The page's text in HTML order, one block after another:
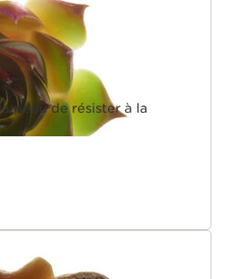
peau de résister à la